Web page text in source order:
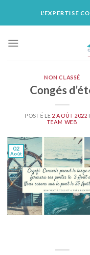
L'EXPERTISE
NON CLASSÉ
Congés
POSTÉ LE 2 AOÛT 2022
TEAM WEB
02
Août